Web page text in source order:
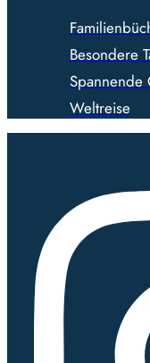
Besondere
Spannende
Weltreise